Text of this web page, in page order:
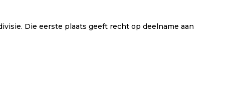
Die eerste plaats geeft recht op deelname aan